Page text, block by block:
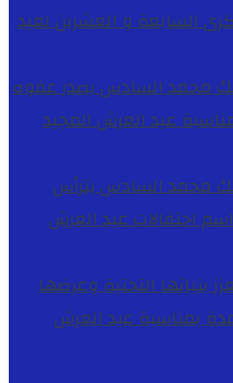
السابعة و العشرين لعيد
محمد السادس يصدر عفوه
محمد السادس يترأس
احتفالات عيد العرش
بنياتها التحتية وعرضها
بمناسبة عيد العرش